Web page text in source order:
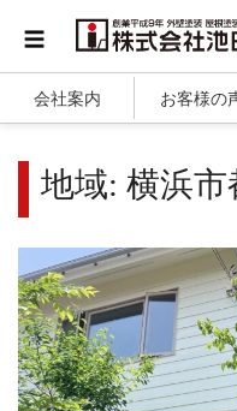
会社案内 お客様の
地域: 横浜市